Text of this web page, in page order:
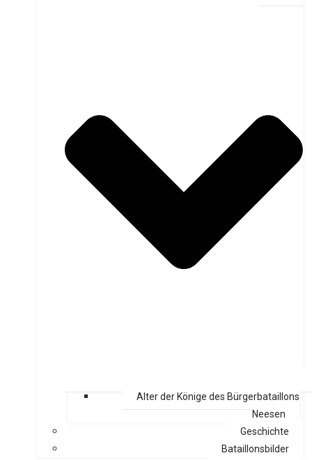
Alter der Könige des Bürgerbataillons
Neesen
Geschichte
Bataillonsbilder